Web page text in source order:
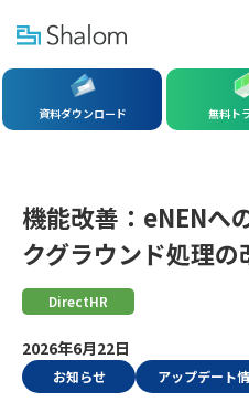
資料ダウンロード 無料ト
社労夢TOP
機能改善：eNENへのデータ連携の
機能改善：eNENへ
クグラウンド処理の
DirectHR
2026年6月22日
お知らせ アップデート